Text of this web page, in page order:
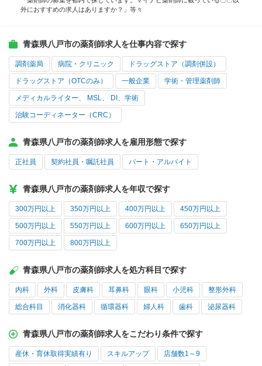
外におすすめの求人はありますか？」等々
青森県八戸市の薬剤師求人を仕事内容で探す
調剤薬局 病院・クリニック ドラッグストア（調剤併設）
ドラッグストア（OTCのみ） 一般企業 学術・管理薬剤師
メディカルライター、 MSL、 DI、学術
治験コーディネーター（CRC）
青森県八戸市の薬剤師求人を雇用形態で探す
正社員 契約社員・嘱託社員 パート・アルバイト
青森県八戸市の薬剤師求人を年収で探す
300万円以上 350万円以上 400万円以上 450万円以上
500万円以上 550万円以上 600万円以上 650万円以上
700万円以上 800万円以上
青森県八戸市の薬剤師求人を処方科目で探す
内科 外科 皮膚科 耳鼻科 眼科 小児科 整形外科
総合科目 消化器科 循環器科 婦人科 歯科 泌尿器科
青森県八戸市の薬剤師求人をこだわり条件で探す
産休・育休取得実績有り スキルアップ 店舗数1～9